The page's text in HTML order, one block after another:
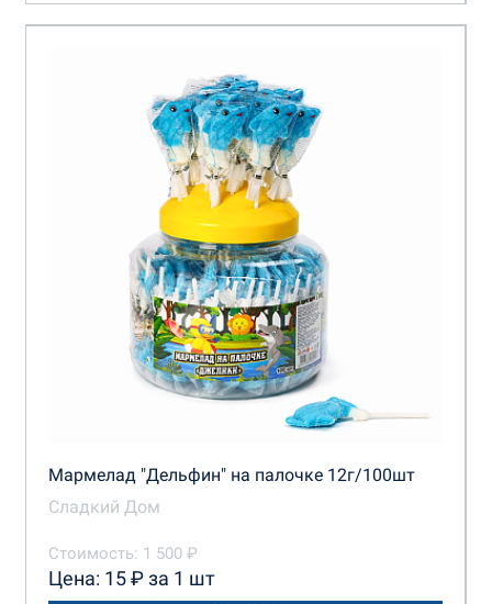
Мармелад "Дельфин" на палочке 12г/100шт
Сладкий Дом
Стоимость: 1 500 ₽
Цена: 15 ₽ за 1 шт